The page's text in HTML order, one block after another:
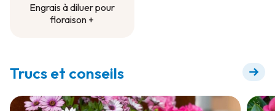
Engrais à diluer pour
floraison +
Trucs et conseils